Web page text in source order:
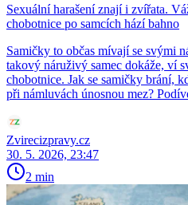
Sexuální harašení znají i zvířata.
chobotnice po samcích hází bahno
Samičky to občas mívají se svými
takový náruživý samec dokáže, ví
chobotnice. Jak se samičky brání,
při námluvách únosnou mez?
Zvirecizpravy.cz
30. 5. 2026, 23:47
2 min